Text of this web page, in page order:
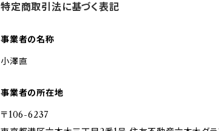
特定商取引法に基づく表記
事業者の名称
小澤直
事業者の所在地
〒106-6237